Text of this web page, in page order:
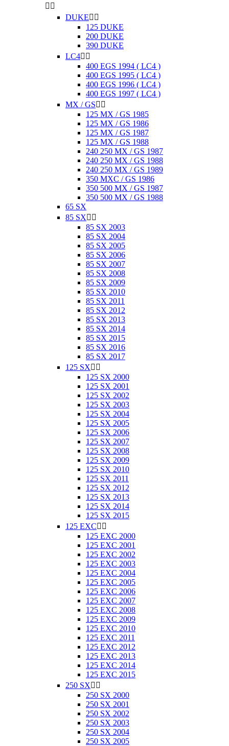
 
DUKE 
125 DUKE
200 DUKE
390 DUKE
LC4 
400 EGS 1994 ( LC4 )
400 EGS 1995 ( LC4 )
400 EGS 1996 ( LC4 )
400 EGS 1997 ( LC4 )
MX / GS 
125 MX / GS 1985
125 MX / GS 1986
125 MX / GS 1987
125 MX / GS 1988
240 250 MX / GS 1987
240 250 MX / GS 1988
240 250 MX / GS 1989
350 MXC / GS 1986
350 500 MX / GS 1987
350 500 MX / GS 1988
65 SX
85 SX 
85 SX 2003
85 SX 2004
85 SX 2005
85 SX 2006
85 SX 2007
85 SX 2008
85 SX 2009
85 SX 2010
85 SX 2011
85 SX 2012
85 SX 2013
85 SX 2014
85 SX 2015
85 SX 2016
85 SX 2017
125 SX 
125 SX 2000
125 SX 2001
125 SX 2002
125 SX 2003
125 SX 2004
125 SX 2005
125 SX 2006
125 SX 2007
125 SX 2008
125 SX 2009
125 SX 2010
125 SX 2011
125 SX 2012
125 SX 2013
125 SX 2014
125 SX 2015
125 EXC 
125 EXC 2000
125 EXC 2001
125 EXC 2002
125 EXC 2003
125 EXC 2004
125 EXC 2005
125 EXC 2006
125 EXC 2007
125 EXC 2008
125 EXC 2009
125 EXC 2010
125 EXC 2011
125 EXC 2012
125 EXC 2013
125 EXC 2014
125 EXC 2015
250 SX 
250 SX 2000
250 SX 2001
250 SX 2002
250 SX 2003
250 SX 2004
250 SX 2005